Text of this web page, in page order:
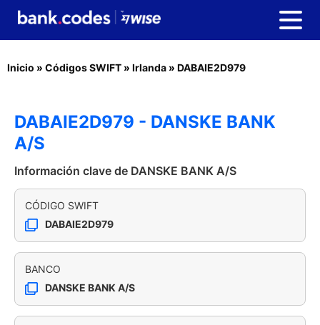
Inicio » Códigos SWIFT » Irlanda » DABAIE2D979
DABAIE2D979 - DANSKE BANK
A/S
Información clave de DANSKE BANK A/S
CÓDIGO SWIFT
DABAIE2D979
BANCO
DANSKE BANK A/S